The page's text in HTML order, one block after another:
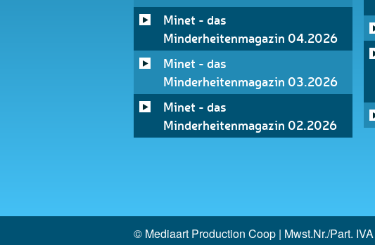
Minet - das
Minderheitenmagazin 04.2026
Minet - das
Minderheitenmagazin 03.2026
Minet - das
Minderheitenmagazin 02.2026
© Mediaart Production Coop | Mwst.Nr./Part.